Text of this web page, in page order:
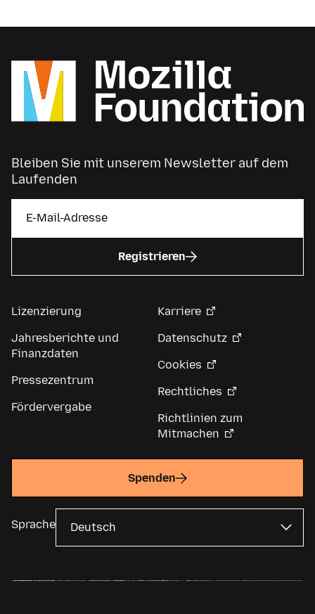
Bleiben Sie mit unserem Newsletter auf dem
Laufenden
Registrieren
Lizenzierung
Jahresberichte und
Finanzdaten
Pressezentrum
Fördervergabe
Karriere
Datenschutz
Cookies
Rechtliches
Richtlinien zum
Mitmachen
Spenden
Sprache